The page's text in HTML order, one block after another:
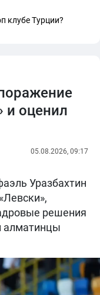
клубе Турции?
и оценил
05.08.2026, 09:17
Уразбахтин
решения
алматинцы